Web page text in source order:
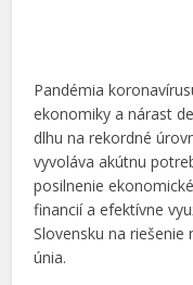
Pandémia
ekonomiky a nárast
dlhu na rekordné
vyvoláva akútnu
posilnenie
financií a efektívne
Slovensku na riešenie
únia.